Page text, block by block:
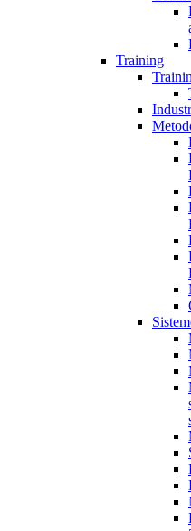
Training